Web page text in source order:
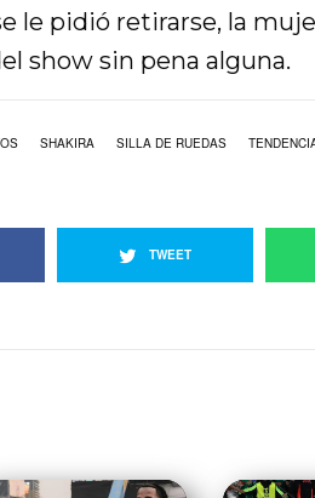
le pidió retirarse, la
show sin pena alguna.
SHAKIRA SILLA DE RUEDAS
TWEET